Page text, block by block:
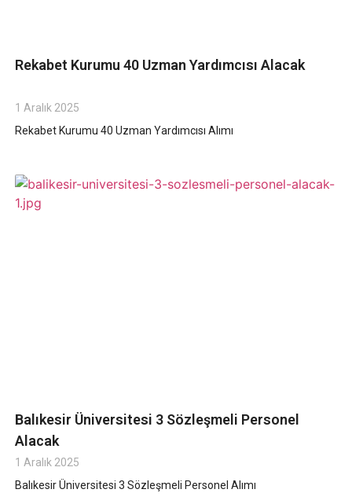
Rekabet Kurumu 40 Uzman Yardımcısı Alacak
1 Aralık 2025
Rekabet Kurumu 40 Uzman Yardımcısı Alımı
Balıkesir Üniversitesi 3 Sözleşmeli Personel
Alacak
1 Aralık 2025
Balıkesir Üniversitesi 3 Sözleşmeli Personel Alımı